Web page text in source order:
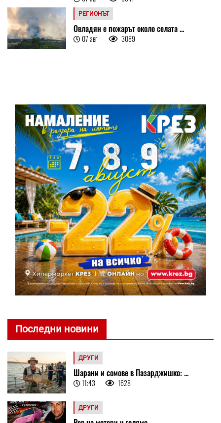
РЕГИОНЪТ
Овладян е пожарът около селата ...
07 авг 3089
Последни новини
ДРУГИ
Шарани и сомове в Пазарджишко: ...
11:43 1628
ДРУГИ